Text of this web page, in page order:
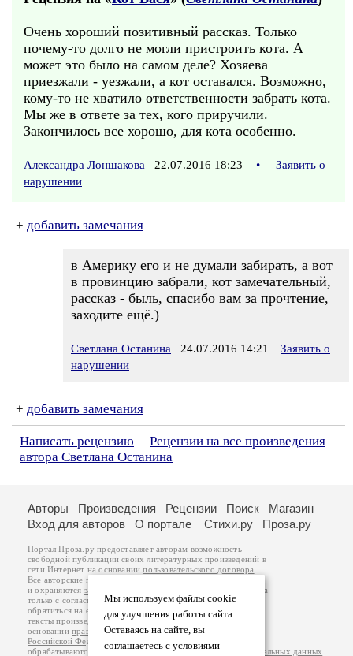
Очень хороший позитивный рассказ. Только
почему-то долго не могли пристроить кота. А
может это было на самом деле? Хозяева
приезжали - уезжали, а кот оставался. Возможно,
кому-то не хватило ответственности забрать кота.
Мы же в ответе за тех, кого приручили.
Закончилось все хорошо, для кота особенно.
Александра Лоншакова 22.07.2016 18:23 •
Заявить о
нарушении
+ добавить замечания
в Америку его и не думали забирать, а вот
в провинцию забрали, кот замечательный,
рассказ - быль, спасибо вам за прочтение,
заходите ещё.)
Светлана Останина 24.07.2016 14:21
Заявить о
нарушении
+ добавить замечания
Написать рецензию
Рецензии на все произведения
автора Светлана Останина
Мы используем файлы cookie
для улучшения работы сайта.
Оставаясь на сайте, вы
соглашаетесь с условиями
Авторы Произведения Рецензии Поиск
Магазин
Вход для авторов
О портале Стихи.ру Проза.ру
Портал Проза.ру предоставляет авторам возможность
свободной публикации своих литературных произведений в
сети Интернет на основаниипользовательского договора
Все авторские права на произведения принадлежат авторам
и охраняются законом
. Перепечатка произведений возможна
только с согласия его автора, к которому вы можете
обратиться на его авторской странице. Ответственность за
тексты произведений авторы несут самостоятельно на
основанииправил публикацииизаконодательства
Российской Федерации
обрабатываются на основанииПолитики обработки персональных данных